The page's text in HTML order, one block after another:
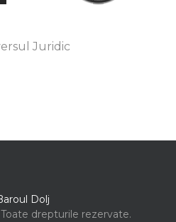
Toate drepturile rezervate.